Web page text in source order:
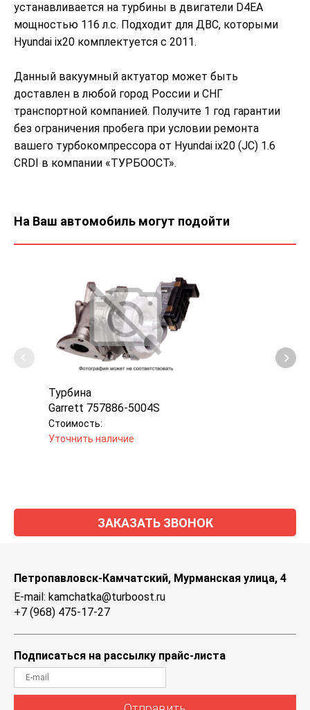
устанавливается на турбины в двигатели D4EA
мощностью 116 л.с. Подходит для ДВС, которыми
Hyundai ix20 комплектуется с 2011.
Данный вакуумный актуатор может быть
доставлен в любой город России и СНГ
транспортной компанией. Получите 1 год гарантии
без ограничения пробега при условии ремонта
вашего турбокомпрессора от Hyundai ix20 (JC) 1.6
CRDI в компании «ТУРБООСТ».
На Ваш автомобиль могут подойти
Турбина
Garrett 757886-5004S
Стоимость:
Уточнить наличие
ЗАКАЗАТЬ ЗВОНОК
Петропавловск-Камчатский, Мурманская улица, 4
E-mail: kamchatka@turboost.ru
+7 (968) 475-17-27
Подписаться на рассылку прайс-листа